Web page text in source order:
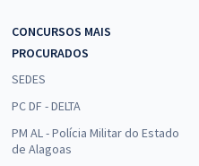
CONCURSOS MAIS
PROCURADOS
SEDES
PC DF - DELTA
PM AL - Polícia Militar do Estado
de Alagoas